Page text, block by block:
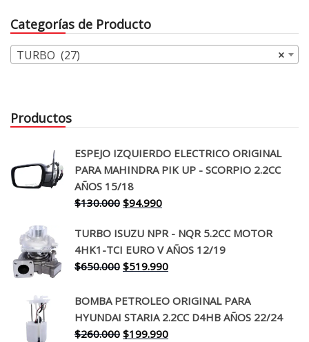
Categorías de Producto
×
TURBO (27)
Productos
ESPEJO IZQUIERDO ELECTRICO ORIGINAL
PARA MAHINDRA PIK UP - SCORPIO 2.2CC
AÑOS 15/18
$130.000 El
original
era:
$130.000.
$94.990El
actual
es:
$94.990.
TURBO ISUZU NPR - NQR 5.2CC MOTOR
4HK1-TCI EURO V AÑOS 12/19
$650.000 El
original
era:
$650.000.
$519.990El
actual
es:
$519.990.
BOMBA PETROLEO ORIGINAL PARA
HYUNDAI STARIA 2.2CC D4HB AÑOS 22/24
$260.000 El
$199.990El